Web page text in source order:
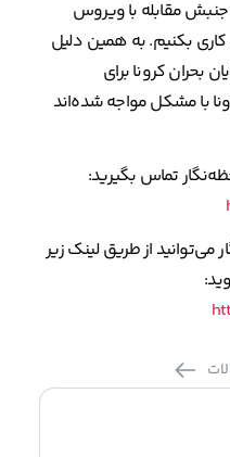
مقابله با ویروس
کاری بکنیم. به همین دلیل
بحران کرونا برای
با مشکل مواجه شده‌اند
تماس بگیرید:
می‌توانید از طریق لینک زیر